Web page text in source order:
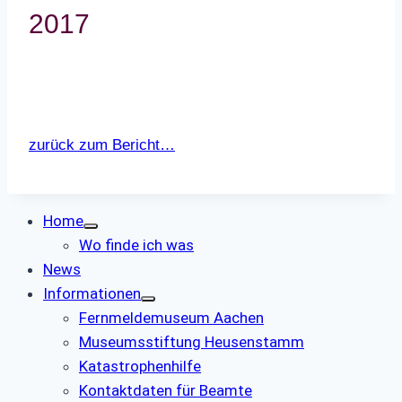
2017
zurück zum Bericht…
Home
Wo finde ich was
News
Informationen
Fernmeldemuseum Aachen
Museumsstiftung Heusenstamm
Katastrophenhilfe
Kontaktdaten für Beamte